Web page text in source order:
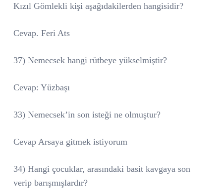
Kızıl Gömlekli kişi aşağıdakilerden hangisidir?
Cevap. Feri Ats
37) Nemecsek hangi rütbeye yükselmiştir?
Cevap: Yüzbaşı
33) Nemecsek’in son isteği ne olmuştur?
Cevap Arsaya gitmek istiyorum
34) Hangi çocuklar, arasındaki basit kavgaya son
verip barışmışlardır?